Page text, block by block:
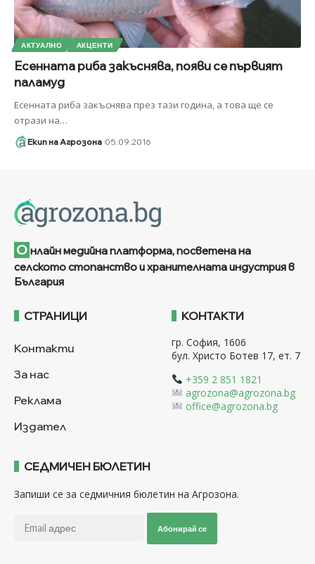
АКТУАЛНО АКЦЕНТИ
Есенната риба закъснява, появи се първият
паламуд
Есенната риба закъснява през тази година, а това ще се
отрази на…
Екип на Агрозона 05.09.2016
О нлайн медийна платформа, посветена на
селското стопанство и хранителната индустрия в
България
СТРАНИЦИ
Контакти
За нас
Реклама
Издател
КОНТАКТИ
гр. София, 1606
бул. Христо Ботев 17, ет. 7
+359 2 851 1821
agrozona@agrozona.bg
office@agrozona.bg
СЕДМИЧЕН БЮЛЕТИН
Запиши се за седмичния бюлетин на Агрозона.
Абонирай се